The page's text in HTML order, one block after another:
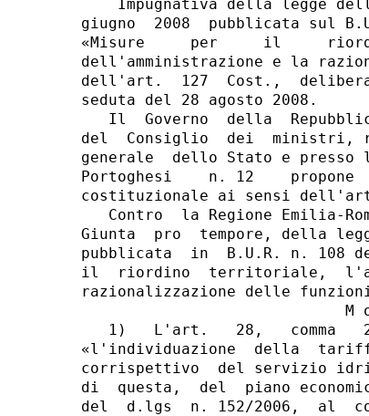
Impugnativa della legge
giugno  2008  pubblicata sul
«Misure     per     il
dell'amministrazione e la
dell'art.  127  Cost.,
seduta del 28 agosto 2008.
Il  Governo  della
del  Consiglio  dei  ministri,
generale  dello Stato e presso
Portoghesi    n. 12
costituzionale ai sensi
Contro  la Regione Emilia-
Giunta  pro  tempore, della
pubblicata  in  B.U.R. n. 108
il  riordino  territoriale,
razionalizzazione delle
M
1)   L'art.   28,   comma
«l'individuazione  della
corrispettivo  del servizio
di  questa,  del  piano
del  d.lgs  n. 152/2006,  al